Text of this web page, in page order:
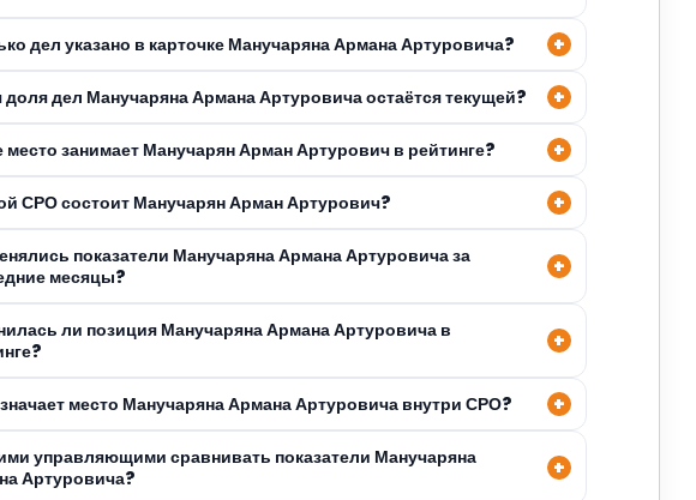
дел указано в карточке Манучаряна Армана Артуровича?
доля дел Манучаряна Армана Артуровича остаётся текущей?
место занимает Манучарян Арман Артурович в рейтинге?
СРО состоит Манучарян Арман Артурович?
показатели Манучаряна Армана Артуровича за
месяцы?
ли позиция Манучаряна Армана Артуровича в
место Манучаряна Армана Артуровича внутри СРО?
управляющими сравнивать показатели Манучаряна
Артуровича?